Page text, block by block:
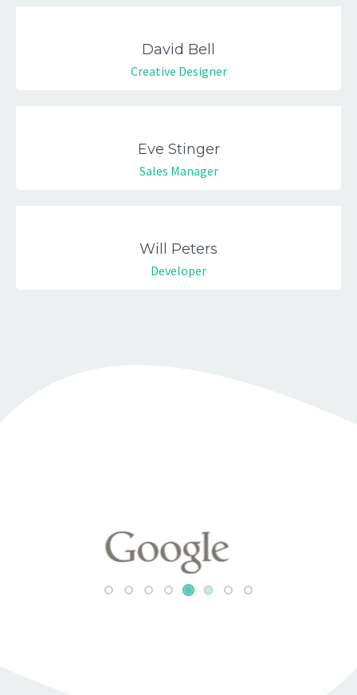
David Bell
Creative Designer
Eve Stinger
Sales Manager
Will Peters
Developer